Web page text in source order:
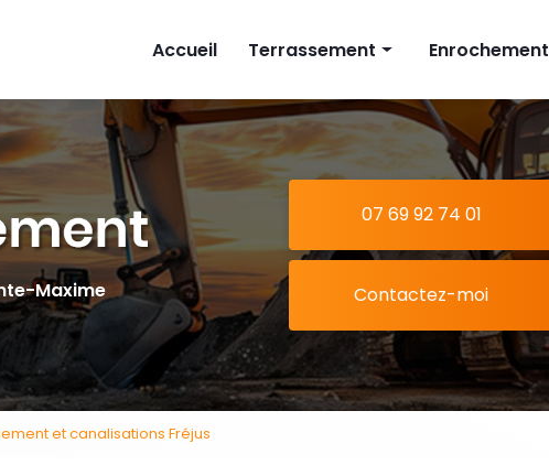
Accueil
Terrassement
Implantation maison
Piscine
Extension
Enrochement
Maxime
07 69 92 74 01
Contactez-moi
et canalisations Fréjus